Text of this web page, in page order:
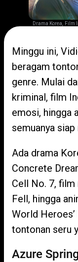
Drama Korea, Film
Minggu ini,
beragam
genre. Mulai
kriminal, film
emosi, hingga
semuanya
Ada drama
Concrete
Cell No. 7,
Fell, hingga
World
tontonan seru
Azure